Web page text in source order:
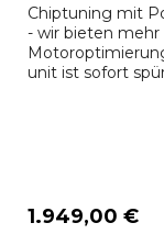
Chiptuning mit
- wir bieten mehr
unit ist sofort
1.949,00 €